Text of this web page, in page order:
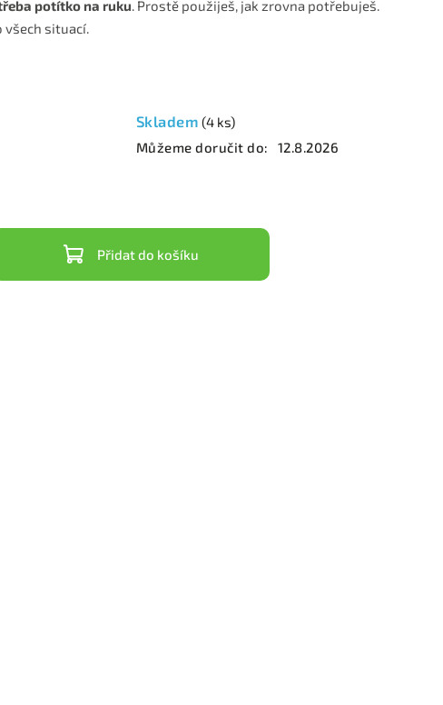
potítko na ruku. Prostě použiješ, jak zrovna potřebuješ.
všech situací.
Skladem (4 ks)
Můžeme doručit do:
12.8.2026
Přidat do košíku